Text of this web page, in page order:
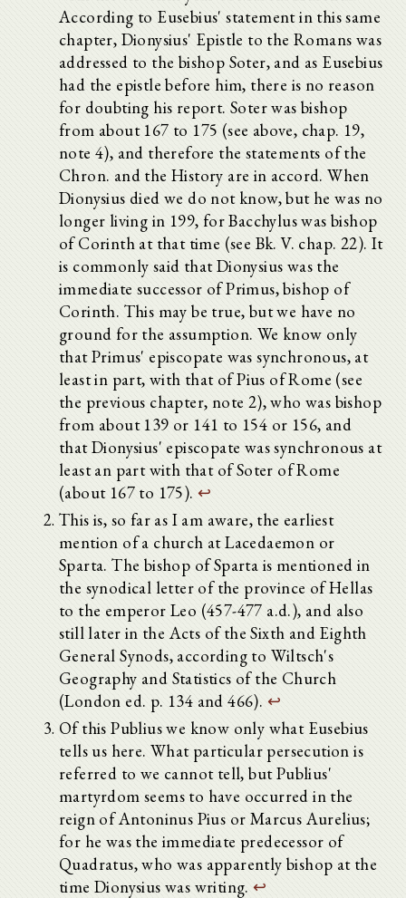
According to Eusebius' statement in this same
chapter, Dionysius' Epistle to the Romans was
addressed to the bishop Soter, and as Eusebius
had the epistle before him, there is no reason
for doubting his report. Soter was bishop
from about 167 to 175 (see above, chap. 19,
note 4), and therefore the statements of the
Chron. and the History are in accord. When
Dionysius died we do not know, but he was no
longer living in 199, for Bacchylus was bishop
of Corinth at that time (see Bk. V. chap. 22). It
is commonly said that Dionysius was the
immediate successor of Primus, bishop of
Corinth. This may be true, but we have no
ground for the assumption. We know only
that Primus' episcopate was synchronous, at
least in part, with that of Pius of Rome (see
the previous chapter, note 2), who was bishop
from about 139 or 141 to 154 or 156, and
that Dionysius' episcopate was synchronous at
least an part with that of Soter of Rome
(about 167 to 175). ↩
This is, so far as I am aware, the earliest
mention of a church at Lacedaemon or
Sparta. The bishop of Sparta is mentioned in
the synodical letter of the province of Hellas
to the emperor Leo (457-477 a.d.), and also
still later in the Acts of the Sixth and Eighth
General Synods, according to Wiltsch's
Geography and Statistics of the Church
(London ed. p. 134 and 466). ↩
Of this Publius we know only what Eusebius
tells us here. What particular persecution is
referred to we cannot tell, but Publius'
martyrdom seems to have occurred in the
reign of Antoninus Pius or Marcus Aurelius;
for he was the immediate predecessor of
Quadratus, who was apparently bishop at the
time Dionysius was writing.↩